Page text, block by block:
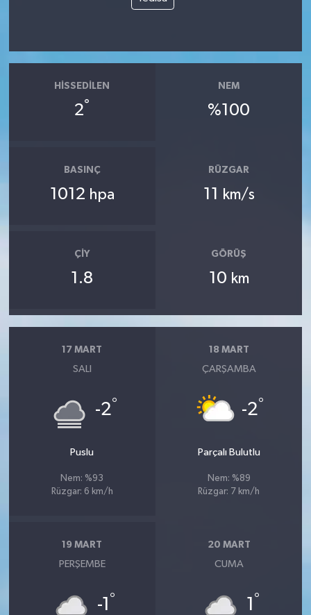
HISSEDILEN
2°
NEM
%100
BASINÇ
1012 hpa
RÜZGAR
11 km/s
ÇIY
1.8
GÖRÜŞ
10 km
17 MART
SALI
-2°
Puslu
Nem: %93
Rüzgar: 6 km/h
18 MART
ÇARŞAMBA
-2°
Parçalı Bulutlu
Nem: %89
Rüzgar: 7 km/h
19 MART
PERŞEMBE
-1 °
20 MART
CUMA
1 °